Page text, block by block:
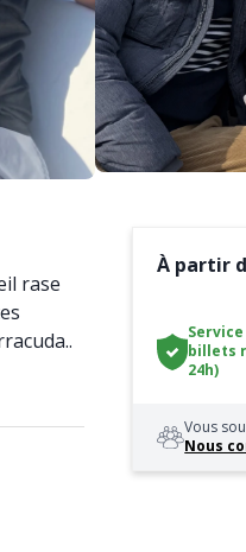
rase
À partir
billets
24h)
Vous
Nous